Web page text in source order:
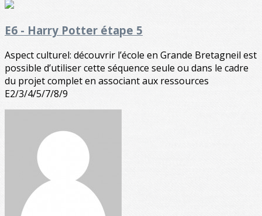
E6 - Harry Potter étape 5
Aspect culturel: découvrir l’école en Grande Bretagneil est
possible d’utiliser cette séquence seule ou dans le cadre
du projet complet en associant aux ressources
E2/3/4/5/7/8/9